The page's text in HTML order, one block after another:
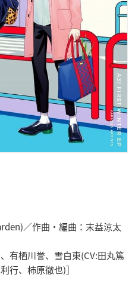
／作曲・編曲：末益涼太
有栖川誉、雪白東(CV:田丸篤
行、柿原徹也)］